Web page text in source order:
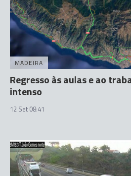
MADEIRA
Regresso às aulas e ao
intenso
12 Set 08:41